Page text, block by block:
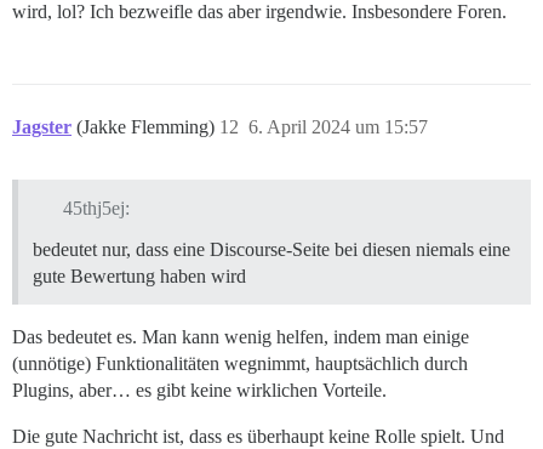
wird, lol? Ich bezweifle das aber irgendwie. Insbesondere Foren.
Jagster (Jakke Flemming) 6. April 2024 um 15:57
12
45thj5ej:
bedeutet nur, dass eine Discourse-Seite bei diesen niemals eine
gute Bewertung haben wird
Das bedeutet es. Man kann wenig helfen, indem man einige
(unnötige) Funktionalitäten wegnimmt, hauptsächlich durch
Plugins, aber… es gibt keine wirklichen Vorteile.
Die gute Nachricht ist, dass es überhaupt keine Rolle spielt. Und